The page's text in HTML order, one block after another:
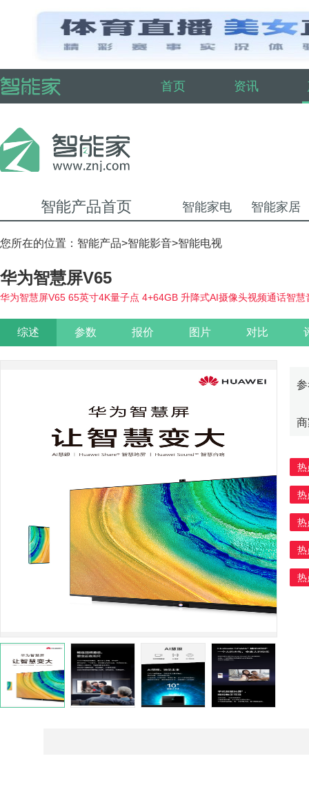
首页 资讯
智能产品首页 智能家电 智能家居
您所在的位置： 智能产品>智能影音>智能电视
华为智慧屏V65
华为智慧屏V65 65英寸4K量子点 4+64GB 升降式AI摄像头视频通话智
综述 参数 报价 图片 对比
热
热
热
热
热